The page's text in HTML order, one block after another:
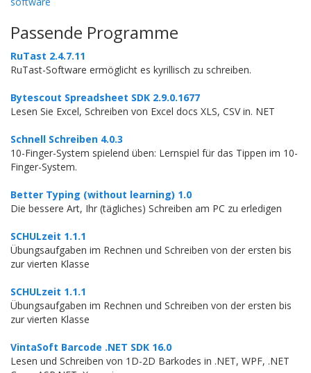
Passende Programme
RuTast 2.4.7.11
RuTast-Software ermöglicht es kyrillisch zu schreiben.
Bytescout Spreadsheet SDK 2.9.0.1677
Lesen Sie Excel, Schreiben von Excel docs XLS, CSV in. NET
Schnell Schreiben 4.0.3
10-Finger-System spielend üben: Lernspiel für das Tippen im 10-
Finger-System.
Better Typing (without learning) 1.0
Die bessere Art, Ihr (tägliches) Schreiben am PC zu erledigen
SCHULzeit 1.1.1
Übungsaufgaben im Rechnen und Schreiben von der ersten bis
zur vierten Klasse
SCHULzeit 1.1.1
Übungsaufgaben im Rechnen und Schreiben von der ersten bis
zur vierten Klasse
VintaSoft Barcode .NET SDK 16.0
Lesen und Schreiben von 1D-2D Barkodes in .NET, WPF, .NET